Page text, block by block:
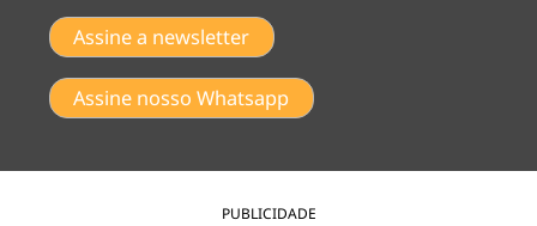
Assine a newsletter
Assine nosso Whatsapp
PUBLICIDADE